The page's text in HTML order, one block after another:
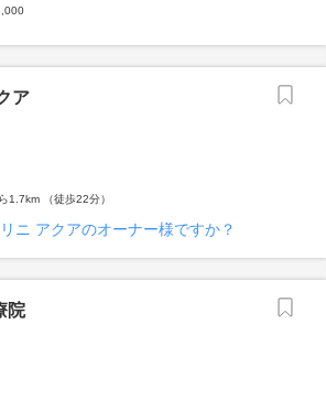
ア
1.7km （徒歩22分）
ニ アクアのオーナー様ですか？
院